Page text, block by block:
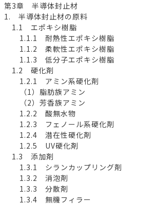
第3章 半導体封止材
1. 半導体封止材の原料
1.1 エポキシ樹脂
1.1.1 耐熱性エポキシ樹脂
1.1.2 柔軟性エポキシ樹脂
1.1.3 低分子エポキシ樹脂
1.2 硬化剤
1.2.1 アミン系硬化剤
（1）脂肪族アミン
（2）芳香族アミン
1.2.2 酸無水物
1.2.3 フェノール系硬化剤
1.2.4 潜在性硬化剤
1.2.5 UV硬化剤
1.3 添加剤
1.3.1 シランカップリング剤
1.3.2 消泡剤
1.3.3 分散剤
1.3.4 無機フィラー